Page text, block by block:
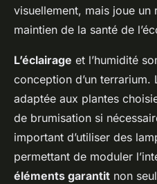
visuellement, mais joue un
maintien de la santé de
L’éclairage et l’humidité
conception d’un terrarium.
adaptée aux plantes
de brumisation si
important d’utiliser des
permettant de moduler
éléments garantit non